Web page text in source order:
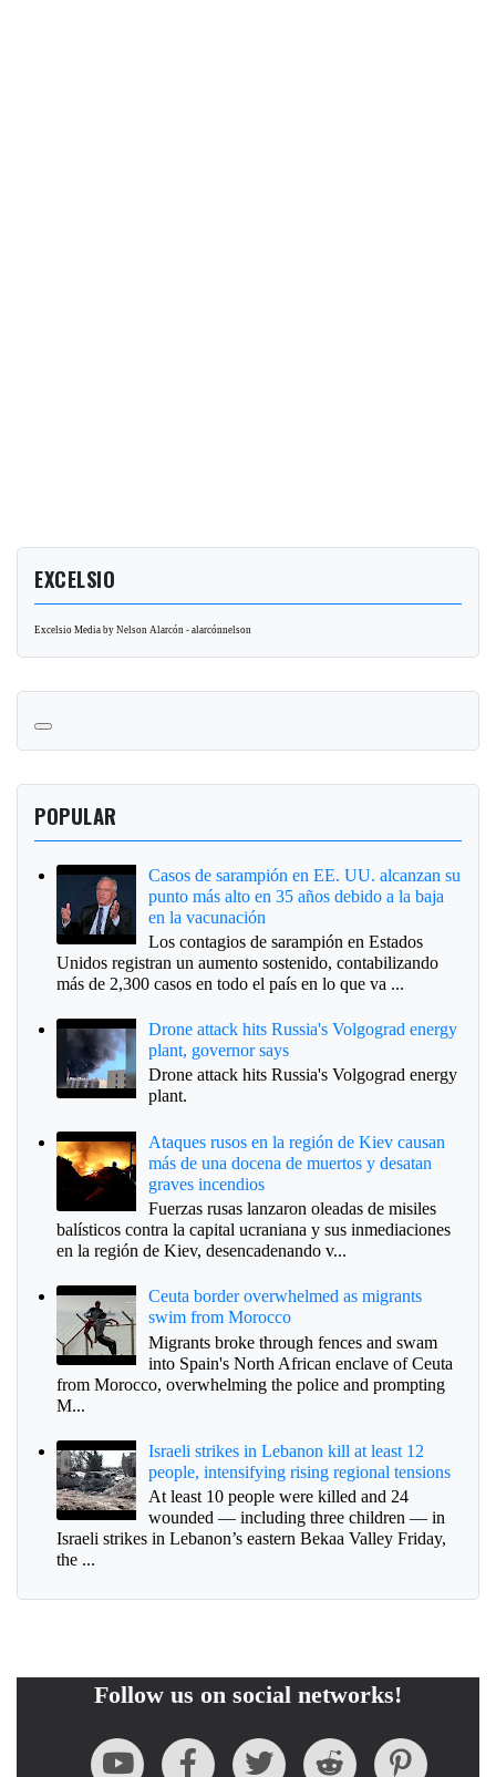
EXCELSIO
Excelsio Media by Nelson Alarcón - alarcónnelson
POPULAR
Casos de sarampión en EE. UU. alcanzan su
punto más alto en 35 años debido a la baja
en la vacunación
Los contagios de sarampión en Estados
Unidos registran un aumento sostenido, contabilizando
más de 2,300 casos en todo el país en lo que va ...
Drone attack hits Russia's Volgograd energy
plant, governor says
Drone attack hits Russia's Volgograd energy
plant.
Ataques rusos en la región de Kiev causan
más de una docena de muertos y desatan
graves incendios
Fuerzas rusas lanzaron oleadas de misiles
balísticos contra la capital ucraniana y sus inmediaciones
en la región de Kiev, desencadenando v...
Ceuta border overwhelmed as migrants
swim from Morocco
Migrants broke through fences and swam
into Spain's North African enclave of Ceuta
from Morocco, overwhelming the police and prompting
M...
Israeli strikes in Lebanon kill at least 12
people, intensifying rising regional tensions
At least 10 people were killed and 24
wounded — including three children — in
Israeli strikes in Lebanon’s eastern Bekaa Valley Friday,
the ...
Follow us on social networks!